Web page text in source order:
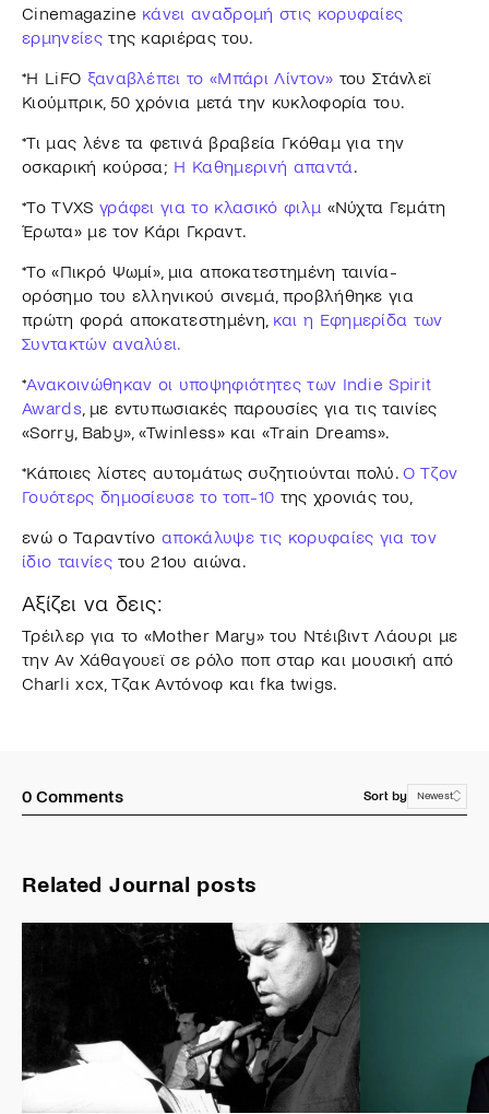
Cinemagazine κάνει αναδρομή στις κορυφαίες
ερμηνείεςτης καριέρας του.
*Η LiFO ξαναβλέπει το «Μπάρι Λίντον» του Στάνλεϊ
Κιούμπρικ, 50 χρόνια μετά την κυκλοφορία του.
*Τι μας λένε τα φετινά βραβεία Γκόθαμ για την
οσκαρική κούρσα; Η Καθημερινή απαντά.
*Το TVXS γράφει για το κλασικό φιλμ «Νύχτα Γεμάτη
Έρωτα» με τον Κάρι Γκραντ.
*Το «Πικρό Ψωμί», μια αποκατεστημένη ταινία-
ορόσημο του ελληνικού σινεμά, προβλήθηκε για
πρώτη φορά αποκατεστημένη, και η Εφημερίδα των
Συντακτών αναλύει.
*Ανακοινώθηκαν οι υποψηφιότητες των Indie Spirit
Awards , με εντυπωσιακές παρουσίες για τις ταινίες
«Sorry, Baby», «Twinless» και «Train Dreams».
*Κάποιες λίστες αυτομάτως συζητιούνται πολύ. Ο Τζον
Γουότερς δημοσίευσε το τοπ-10 της χρονιάς του,
ενώ ο Ταραντίνοαποκάλυψε τις κορυφαίες για τον
ίδιο ταινίεςτου 21ου αιώνα.
Αξίζει να δεις:
Τρέιλερ για το «Mother Mary» του Ντέιβιντ Λάουρι με
την Αν Χάθαγουεϊ σε ρόλο ποπ σταρ και μουσική από
Charli xcx, Τζακ Αντόνοφ και fka twigs.
0 Comments Sort by Newest
Related Journal posts